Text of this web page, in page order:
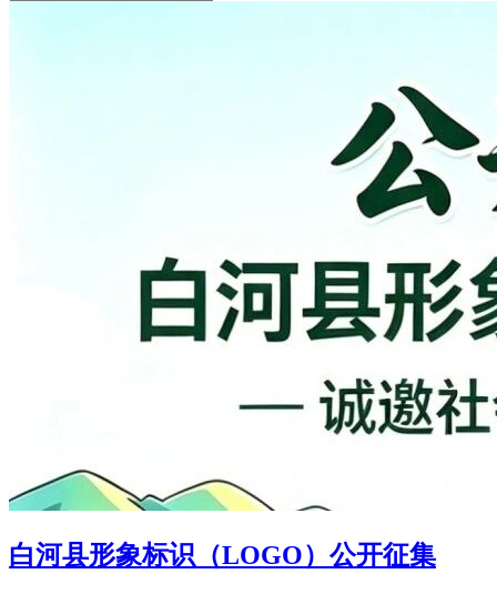
白河县形象标识（LOGO）公开征集